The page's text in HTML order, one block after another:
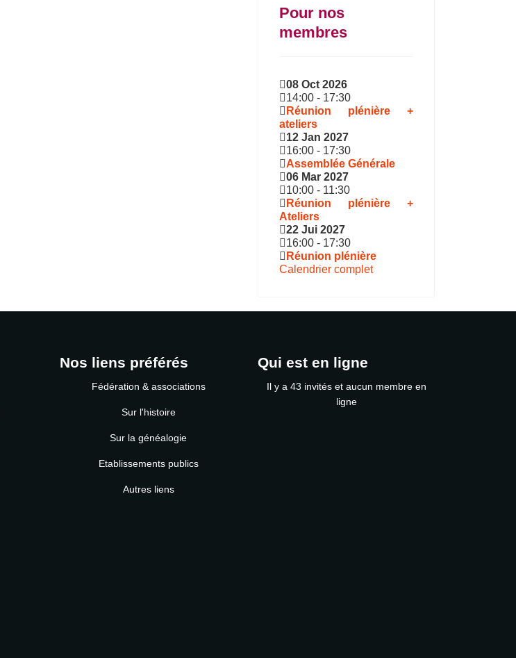
Pour nos
membres
08 Oct 2026
14:00 - 17:30
Réunion plénière +
ateliers
12 Jan 2027
16:00 - 17:30
Assemblée Générale
06 Mar 2027
10:00 - 11:30
Réunion plénière +
Ateliers
22 Jui 2027
16:00 - 17:30
Réunion plénière
Calendrier complet
Nos liens préférés
Fédération & associations
Sur l'histoire
Sur la généalogie
Etablissements publics
Autres liens
Qui est en ligne
Il y a 43 invités et aucun membre en
ligne